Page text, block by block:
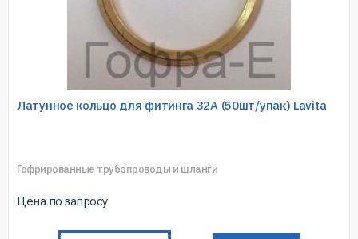
Латунное кольцо для фитинга 32A (50шт/упак) Lavita
Гофрированные трубопроводы и шланги
Цена по запросу